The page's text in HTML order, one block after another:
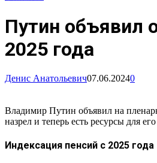
Путин объявил
2025 года
Денис Анатольевич07.06.20240
Владимир Путин объявил на
назрел и теперь есть ресурсы для
Индексация пенсий с 2025 года